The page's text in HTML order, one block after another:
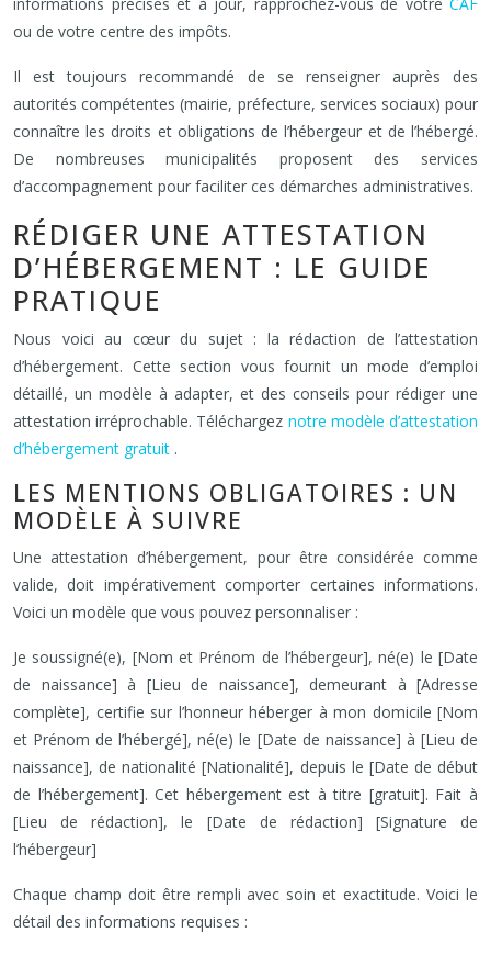
ou de votre centre des impôts.
Il est toujours recommandé de se renseigner auprès des
autorités compétentes (mairie, préfecture, services sociaux) pour
connaître les droits et obligations de l’hébergeur et de l’hébergé.
De nombreuses municipalités proposent des services
d’accompagnement pour faciliter ces démarches administratives.
RÉDIGER UNE ATTESTATION
D’HÉBERGEMENT : LE GUIDE
PRATIQUE
Nous voici au cœur du sujet : la rédaction de l’attestation
d’hébergement. Cette section vous fournit un mode d’emploi
détaillé, un modèle à adapter, et des conseils pour rédiger une
attestation irréprochable. Téléchargez notre modèle d’attestation
d’hébergement gratuit .
LES MENTIONS OBLIGATOIRES : UN
MODÈLE À SUIVRE
Une attestation d’hébergement, pour être considérée comme
valide, doit impérativement comporter certaines informations.
Voici un modèle que vous pouvez personnaliser :
Je soussigné(e), [Nom et Prénom de l’hébergeur], né(e) le [Date
de naissance] à [Lieu de naissance], demeurant à [Adresse
complète], certifie sur l’honneur héberger à mon domicile [Nom
et Prénom de l’hébergé], né(e) le [Date de naissance] à [Lieu de
naissance], de nationalité [Nationalité], depuis le [Date de début
de l’hébergement]. Cet hébergement est à titre [gratuit]. Fait à
[Lieu de rédaction], le [Date de rédaction] [Signature de
l’hébergeur]
Chaque champ doit être rempli avec soin et exactitude. Voici le
détail des informations requises :